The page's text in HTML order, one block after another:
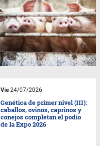
Vie24/07/2026
Genética de primer nivel (III):
caballos, ovinos, caprinos y
conejos completan el podio
de la Expo 2026